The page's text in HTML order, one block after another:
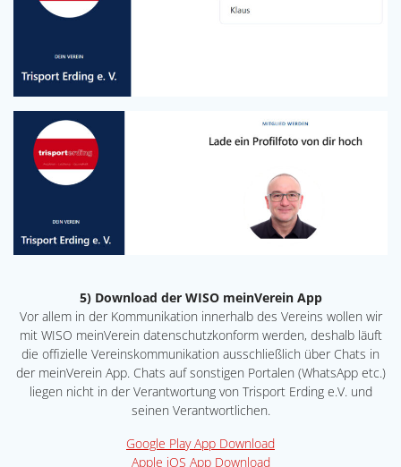
5) Download der WISO meinVerein App
Vor allem in der Kommunikation innerhalb des Vereins wollen wir
mit WISO meinVerein datenschutzkonform werden, deshalb läuft
die offizielle Vereinskommunikation ausschließlich über Chats in
der meinVerein App. Chats auf sonstigen Portalen (WhatsApp etc.)
liegen nicht in der Verantwortung von Trisport Erding e.V. und
seinen Verantwortlichen.
Google Play App Download
Apple iOS App Download